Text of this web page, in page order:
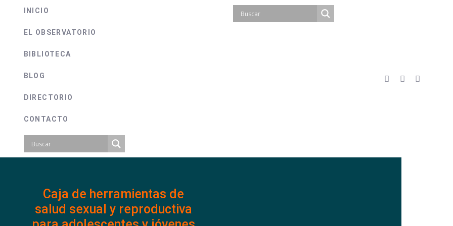
INICIO
EL OBSERVATORIO
BIBLIOTECA
BLOG
DIRECTORIO
CONTACTO
Caja de herramientas de
salud sexual y reproductiva